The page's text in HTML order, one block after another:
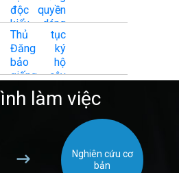
độc quyền
kiểu dáng
công
nghiệp
Thủ tục
Đăng ký
bảo hộ
giống cây
trồnglàm việc
Nghiên cứu cơ
bản